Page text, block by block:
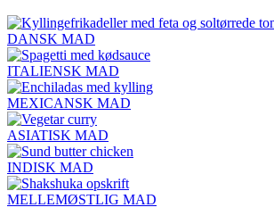
DANSK MAD
ITALIENSK MAD
MEXICANSK MAD
ASIATISK MAD
INDISK MAD
MELLEMØSTLIG MAD